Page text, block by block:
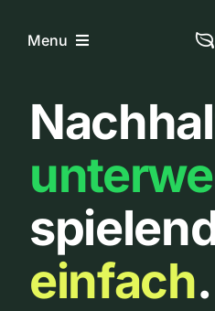
InhaltMenu
Home
Über uns
Urbanlist
einfach.